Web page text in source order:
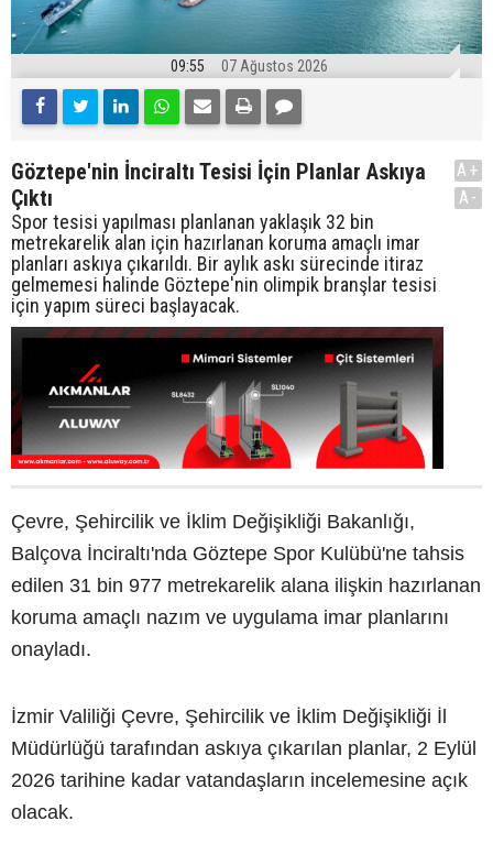
09:55 07 Ağustos 2026
Göztepe'nin İnciraltı Tesisi İçin Planlar Askıya
Çıktı
Spor tesisi yapılması planlanan yaklaşık 32 bin
metrekarelik alan için hazırlanan koruma amaçlı imar
planları askıya çıkarıldı. Bir aylık askı sürecinde itiraz
gelmemesi halinde Göztepe'nin olimpik branşlar tesisi
için yapım süreci başlayacak.
A+
A-
Çevre, Şehircilik ve İklim Değişikliği Bakanlığı,
Balçova İnciraltı'nda Göztepe Spor Kulübü'ne tahsis
edilen 31 bin 977 metrekarelik alana ilişkin hazırlanan
koruma amaçlı nazım ve uygulama imar planlarını
onayladı.
İzmir Valiliği Çevre, Şehircilik ve İklim Değişikliği İl
Müdürlüğü tarafından askıya çıkarılan planlar, 2 Eylül
2026 tarihine kadar vatandaşların incelemesine açık
olacak.